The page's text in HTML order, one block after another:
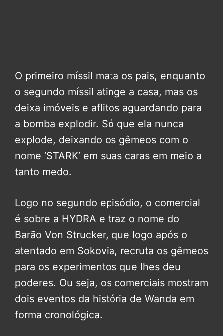
O primeiro míssil mata os pais, enquanto
o segundo míssil atinge a casa, mas os
deixa imóveis e aflitos aguardando para
a bomba explodir. Só que ela nunca
explode, deixando os gêmeos com o
nome ‘STARK’ em suas caras em meio a
tanto medo.
Logo no segundo episódio, o comercial
é sobre a HYDRA e traz o nome do
Barão Von Strucker, que logo após o
atentado em Sokovia, recruta os gêmeos
para os experimentos que lhes deu
poderes. Ou seja, os comerciais mostram
dois eventos da história de Wanda em
forma cronológica.